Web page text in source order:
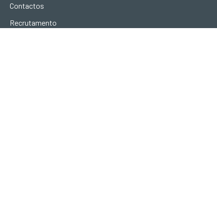
Contactos
Recrutamento